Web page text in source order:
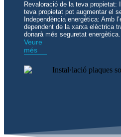
Revaloració de la teva propietat:
teva propietat pot augmentar el
Independència energètica: Amb
dependent de la xarxa elèctrica
donarà més seguretat energètica.
Veure
més